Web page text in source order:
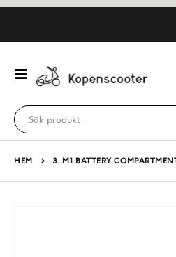
Växla
Nav
HEM 3. M1 BATTERY